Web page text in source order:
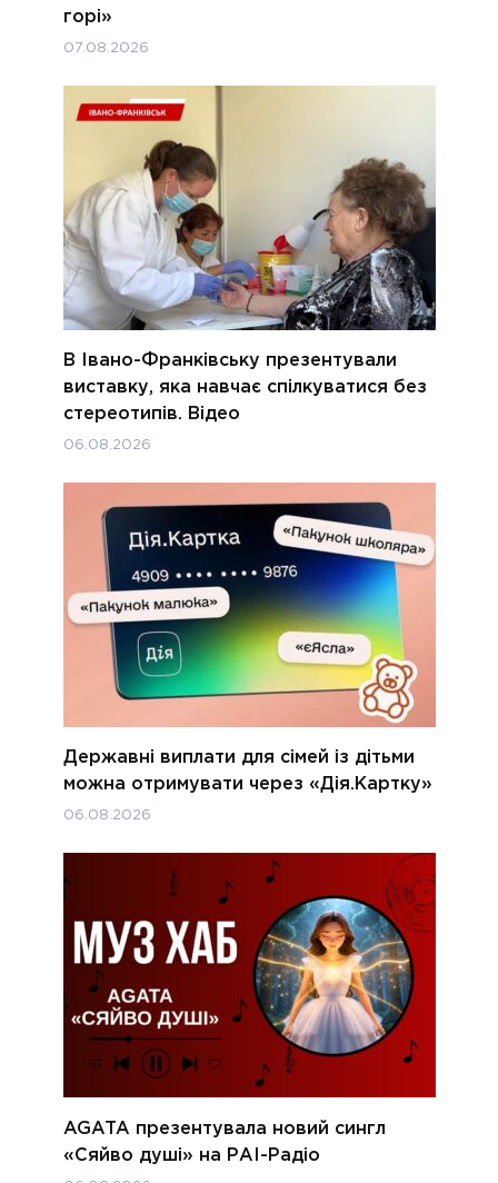
горі»
07.08.2026
В Івано-Франківську презентували
виставку, яка навчає спілкуватися без
стереотипів. Відео
06.08.2026
Державні виплати для сімей із дітьми
можна отримувати через «Дія.Картку»
06.08.2026
AGATA презентувала новий сингл
«Сяйво душі» на РАІ-Радіо